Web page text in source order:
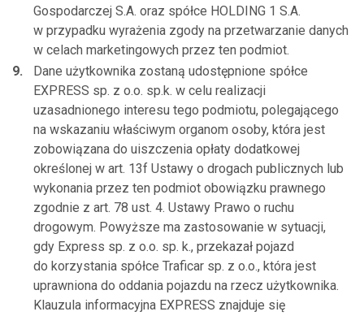
Gospodarczej S.A. oraz spółce HOLDING 1 S.A.
w przypadku wyrażenia zgody na przetwarzanie danych
w celach marketingowych przez ten podmiot.
Dane użytkownika zostaną udostępnione spółce
EXPRESS sp. z o.o. sp.k. w celu realizacji
uzasadnionego interesu tego podmiotu, polegającego
na wskazaniu właściwym organom osoby, która jest
zobowiązana do uiszczenia opłaty dodatkowej
określonej w art. 13f Ustawy o drogach publicznych lub
wykonania przez ten podmiot obowiązku prawnego
zgodnie z art. 78 ust. 4. Ustawy Prawo o ruchu
drogowym. Powyższe ma zastosowanie w sytuacji,
gdy Express sp. z o.o. sp. k., przekazał pojazd
do korzystania spółce Traficar sp. z o.o., która jest
uprawniona do oddania pojazdu na rzecz użytkownika.
Klauzula informacyjna EXPRESS znajduje się